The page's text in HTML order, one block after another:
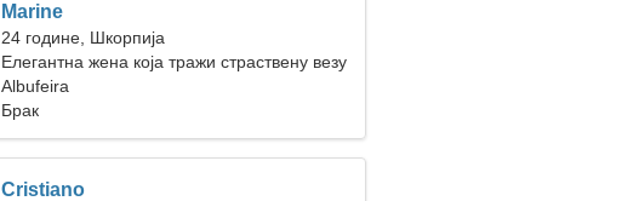
Marine
24 године, Шкорпија
Елегантна жена која тражи страствену везу
Albufeira
Брак
Cristiano